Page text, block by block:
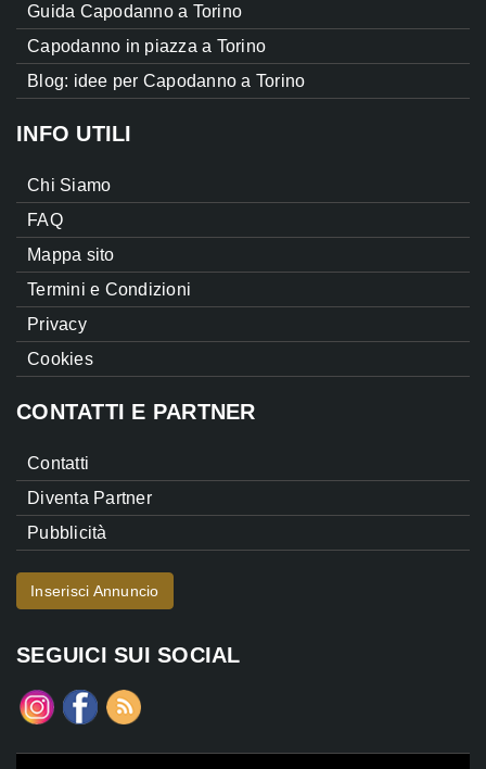
Guida Capodanno a Torino
Capodanno in piazza a Torino
Blog: idee per Capodanno a Torino
INFO UTILI
Chi Siamo
FAQ
Mappa sito
Termini e Condizioni
Privacy
Cookies
CONTATTI E PARTNER
Contatti
Diventa Partner
Pubblicità
Inserisci Annuncio
SEGUICI SUI SOCIAL